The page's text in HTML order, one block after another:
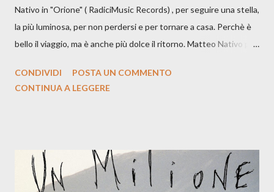
Nativo in "Orione" ( RadiciMusic Records) , per seguire una stella,
la più luminosa, per non perdersi e per tornare a casa. Perchè è
bello il viaggio, ma è anche più dolce il ritorno. Matteo Nativo per
indubbiamente matura e consapevole oltre che con ottimi
Dicevamo. Ed è da qui che il nostro inizia questo concept
musicale, con " Che ora è" , raccontando la separazione dalla
CONDIVIDI
POSTA UN COMMENTO
CONTINUA A LEGGERE